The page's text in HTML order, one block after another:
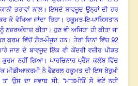
ਭਰਾਵਾਂ ਨਾਲ। ਇਸਦੇ ਬਾਵਜੂਦ ਉਨ੍ਹਾਂ ਦੀ ਹਰ
ਕੇ ਵੇਖਿਆ ਜਾਂਦਾ ਰਿਹਾ। ਹਕੂਮਤ-ਇ-ਪਾਕਿਸਤਾਨ
ਨਜ਼ਰਅੰਦਾਜ਼ ਕੀਤਾ। ਹੁਣ ਵੀ ਅਜਿਹਾ ਹੀ ਕੀਤਾ ਜਾ
ਕੁਰਮ ਵਿੱਚੋਂ ਗ਼ੈਰ-ਮੌਜੂਦ ਹਨ। ਤੇਰਾਂ ਦਿਨਾਂ ਵਿੱਚ92
ਜਾਣ ਦੇ ਬਾਵਜੂਦ ਇੱਕ ਵੀ ਕੇਂਦਰੀ ਵਜ਼ੀਰ ਪੀੜਤ
ਕੁਰਮ ਨਹੀਂ ਗਿਆ।ਪਾਰਚਿਨਾਰ ਪ੍ਰੈੱਸ ਕਲੱਬ ਵਿੱਚ
ਮੀਡੀਆਕਰਮੀ ਨੇ ਫੈਡਰਲ ਹਕੂਮਤ ਦੀ ਇਸ ਬੇਰੁਖ਼ੀ
ਤਾਂ ਉਸ ਦਾ ਜਵਾਬ ਸੀ: “ਮਾਤਮੀਓਂ ਸੇ ਵੋਟੇਂ ਨਹੀਂ